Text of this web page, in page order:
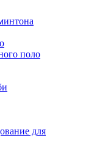
поло
для